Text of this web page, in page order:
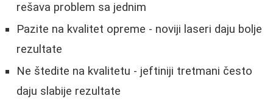
rešava problem sa jednim
Pazite na kvalitet opreme - noviji laseri daju bolje
rezultate
Ne štedite na kvalitetu - jeftiniji tretmani često
daju slabije rezultate